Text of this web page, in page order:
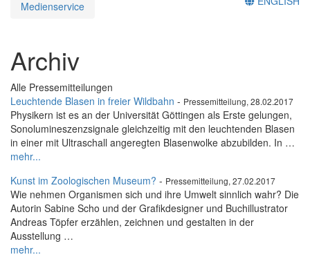
Medienservice
Archiv
Alle Pressemitteilungen
Leuchtende Blasen in freier Wildbahn - Pressemitteilung, 28.02.2017
Physikern ist es an der Universität Göttingen als Erste gelungen,
Sonolumineszenzsignale gleichzeitig mit den leuchtenden Blasen
in einer mit Ultraschall angeregten Blasenwolke abzubilden. In …
mehr...
Kunst im Zoologischen Museum? - Pressemitteilung, 27.02.2017
Wie nehmen Organismen sich und ihre Umwelt sinnlich wahr? Die
Autorin Sabine Scho und der Grafikdesigner und Buchillustrator
Andreas Töpfer erzählen, zeichnen und gestalten in der
Ausstellung …
mehr...